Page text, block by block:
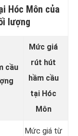
Hóc Môn của
lượng
cầu
Mức giá
rút hút
hầm cầu
tại Hóc
Môn
Mức giá từ